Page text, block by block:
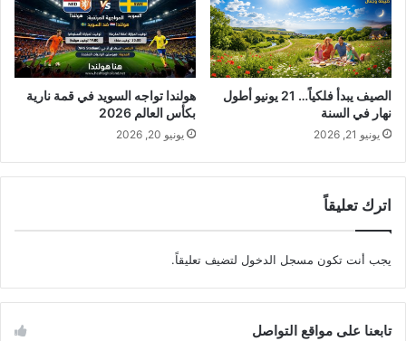
الصيف يبدأ فلكياً… 21 يونيو أطول
نهار في السنة
يونيو 21, 2026
هولندا تواجه السويد في قمة نارية
بكأس العالم 2026
يونيو 20, 2026
اترك تعليقاً
يجب أنت تكون مسجل الدخول لتضيف تعليقاً.
تابعنا على مواقع التواصل